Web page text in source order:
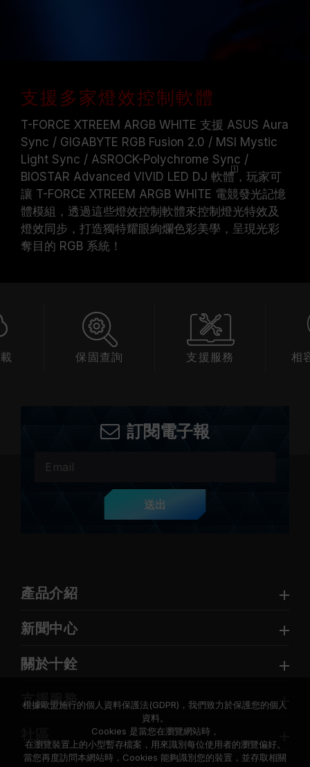
支援多家燈效控制軟體
T-FORCE XTREEM ARGB WHITE 支援 ASUS Aura
Sync / GIGABYTE RGB Fusion 2.0 / MSI Mystic
Light Sync / ASROCK-Polychrome Sync /
BIOSTAR Advanced VIVID LED DJ 軟體，玩家可
讓 T-FORCE XTREEM ARGB WHITE 電競發光記憶
體模組，透過這些燈效控制軟體來控制燈光特效及
燈效同步，打造獨特耀眼絢爛色彩美學，呈現光彩
奪目的 RGB 系統！
保固查詢 支援服務 相
訂閱電子報
送出
產品介紹
新聞中心
關於十銓
支援服務
根據歐盟施行的個人資料保護法(GDPR)，我們致力於保護您的個人
資料。
Cookies 是當您在瀏覽網站時，
在瀏覽裝置上的小型暫存檔案，用來識別每位使用者的瀏覽偏好。
當您再度訪問本網站時，Cookies 能夠識別您的裝置，並存取相關